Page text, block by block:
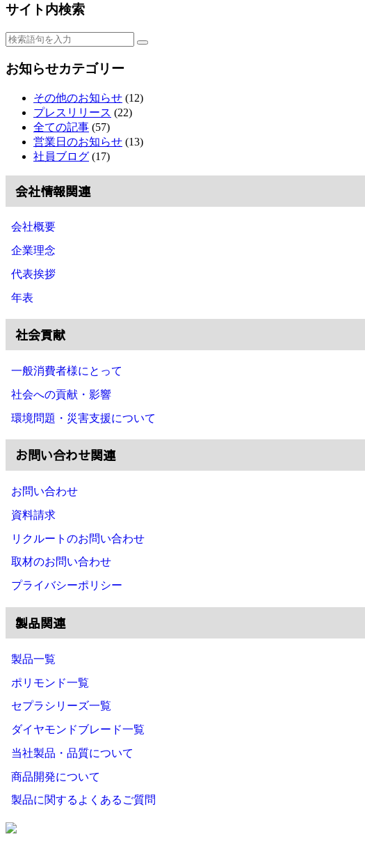
サイト内検索
お知らせカテゴリー
その他のお知らせ (12)
プレスリリース (22)
全ての記事 (57)
営業日のお知らせ (13)
社員ブログ (17)
会社情報関連
会社概要
企業理念
代表挨拶
年表
社会貢献
一般消費者様にとって
社会への貢献・影響
環境問題・災害支援について
お問い合わせ関連
お問い合わせ
資料請求
リクルートのお問い合わせ
取材のお問い合わせ
プライバシーポリシー
製品関連
製品一覧
ポリモンド一覧
セプラシリーズ一覧
ダイヤモンドブレード一覧
当社製品・品質について
商品開発について
製品に関するよくあるご質問